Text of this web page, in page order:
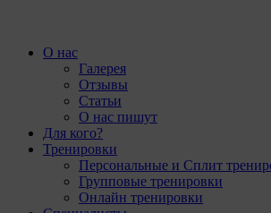
О нас
Галерея
Отзывы
Статьи
О нас пишут
Для кого?
Тренировки
Персональные и Сплит
Групповые тренировки
Онлайн тренировки